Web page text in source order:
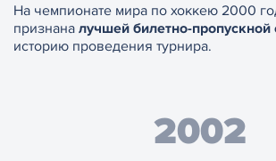
На чемпионате мира по хоккею 2000
признана лучшей билетно-пропускной
историю проведения турнира.
2002